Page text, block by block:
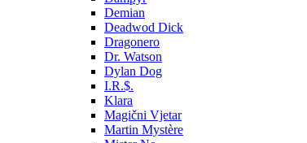
Demian
Deadwod Dick
Dragonero
Dr. Watson
Dylan Dog
I.R.$.
Klara
Magični Vjetar
Martin Mystère